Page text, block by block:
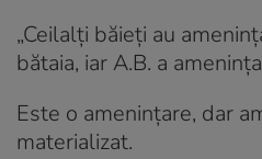
„Ceilalți băieți au
bătaia, iar A.B. a
Este o amenințare, dar
materializat.